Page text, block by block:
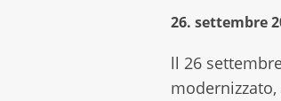
26. settembre
ll 26